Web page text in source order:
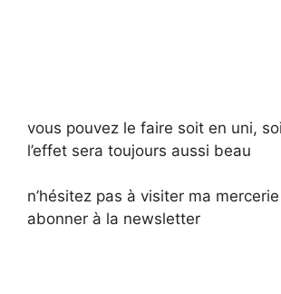
vous pouvez le faire soit en uni,
l’effet sera toujours aussi beau
n’hésitez pas à visiter ma
abonner à la newsletter